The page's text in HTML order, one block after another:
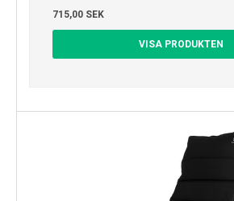
715,00 SEK
VISA PRODUKTEN